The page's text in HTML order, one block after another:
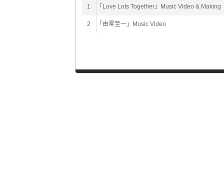
1
「Love Lots Together」Music Video & Making
2 「由零至一」Music Video